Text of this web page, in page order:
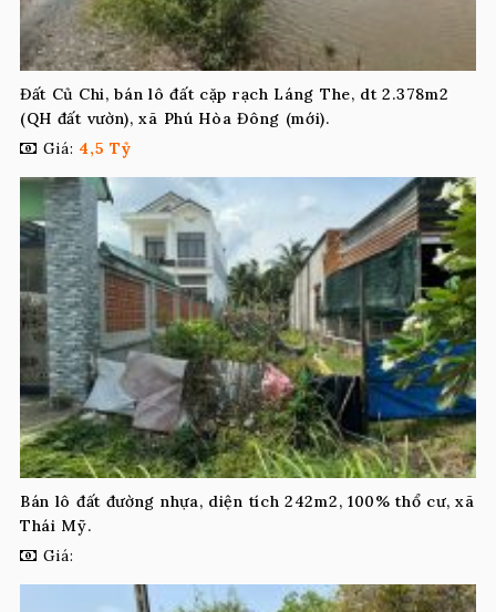
Đất Củ Chi, bán lô đất cặp rạch Láng The, dt 2.378m2
(QH đất vườn), xã Phú Hòa Đông (mới).
Giá: 4,5 Tỷ
Bán lô đất đường nhựa, diện tích 242m2, 100% thổ cư, xã
Thái Mỹ.
Giá: